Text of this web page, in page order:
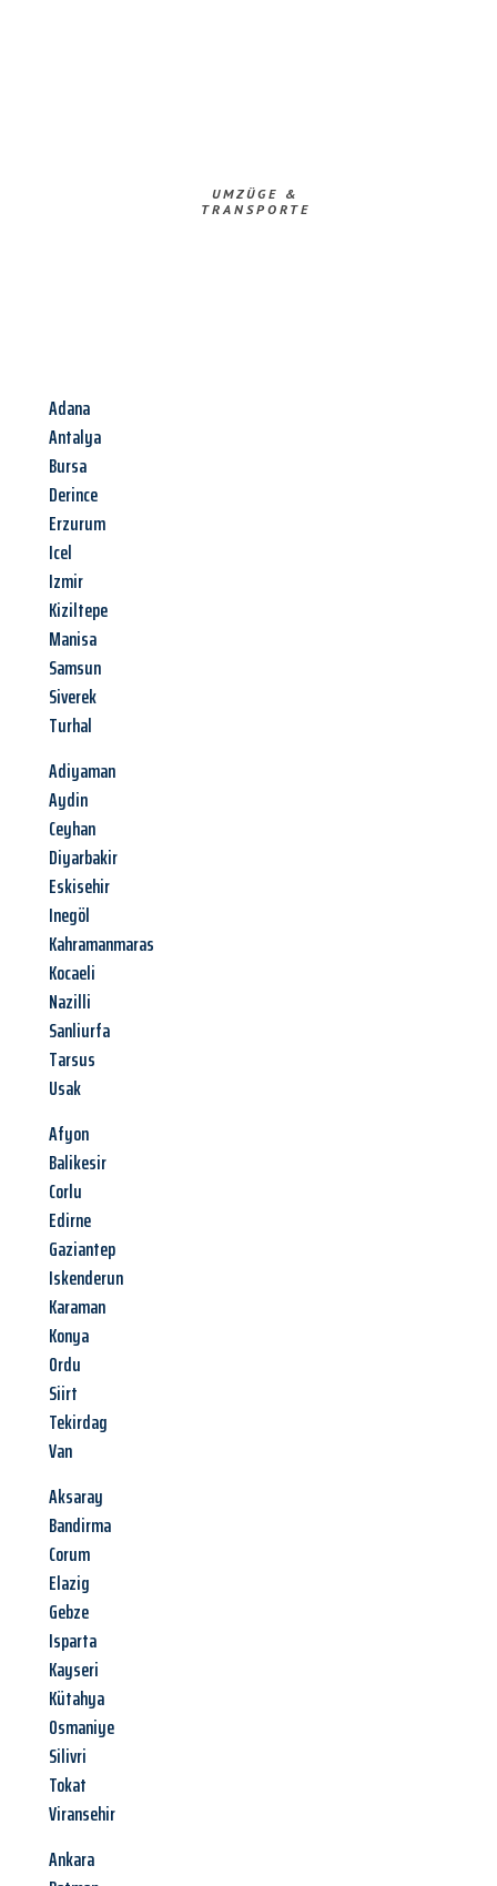
UMZÜGE &
TRANSPORTE
Adana
Antalya
Bursa
Derince
Erzurum
Icel
Izmir
Kiziltepe
Manisa
Samsun
Siverek
Turhal
Adiyaman
Aydin
Ceyhan
Diyarbakir
Eskisehir
Inegöl
Kahramanmaras
Kocaeli
Nazilli
Sanliurfa
Tarsus
Usak
Afyon
Balikesir
Corlu
Edirne
Gaziantep
Iskenderun
Karaman
Konya
Ordu
Siirt
Tekirdag
Van
Aksaray
Bandirma
Corum
Elazig
Gebze
Isparta
Kayseri
Kütahya
Osmaniye
Silivri
Tokat
Viransehir
Ankara